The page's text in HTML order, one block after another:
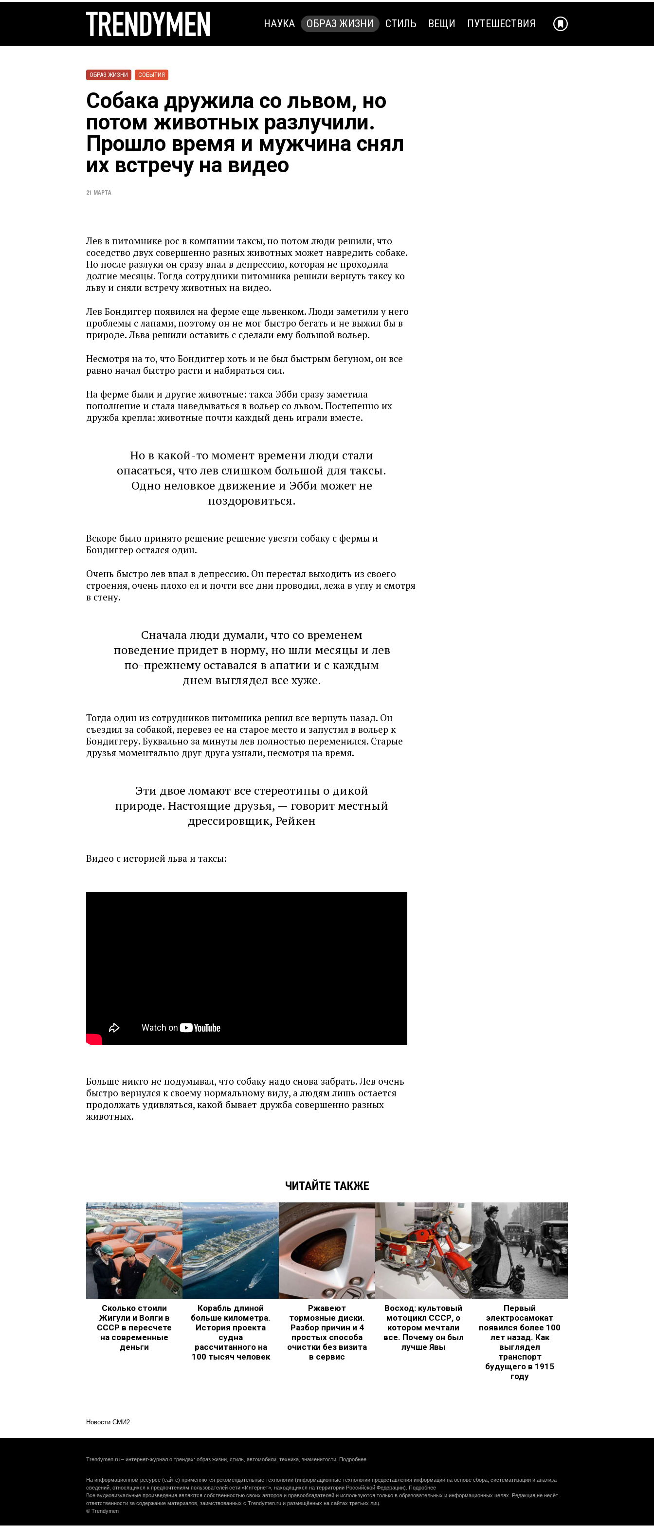
НАУКА ОБРАЗ ЖИЗНИ СТИЛЬ ВЕЩИ ПУТЕШЕСТВИЯ
ОБРАЗ ЖИЗНИ СОБЫТИЯ
Собака дружила со львом, но
потом животных разлучили.
Прошло время и мужчина снял
их встречу на видео
21 МАРТА
Лев в питомнике рос в компании таксы, но потом люди решили, что
соседство двух совершенно разных животных может навредить собаке.
Но после разлуки он сразу впал в депрессию, которая не проходила
долгие месяцы. Тогда сотрудники питомника решили вернуть таксу ко
льву и сняли встречу животных на видео.
Лев Бондиггер появился на ферме еще львенком. Люди заметили у него
проблемы с лапами, поэтому он не мог быстро бегать и не выжил бы в
природе. Льва решили оставить с сделали ему большой вольер.
Несмотря на то, что Бондиггер хоть и не был быстрым бегуном, он все
равно начал быстро расти и набираться сил.
На ферме были и другие животные: такса Эбби сразу заметила
пополнение и стала наведываться в вольер со львом. Постепенно их
дружба крепла: животные почти каждый день играли вместе.
Но в какой-то момент времени люди стали
опасаться, что лев слишком большой для таксы.
Одно неловкое движение и Эбби может не
поздоровиться.
Вскоре было принято решение решение увезти собаку с фермы и
Бондиггер остался один.
Очень быстро лев впал в депрессию. Он перестал выходить из своего
строения, очень плохо ел и почти все дни проводил, лежа в углу и смотря
в стену.
Сначала люди думали, что со временем
поведение придет в норму, но шли месяцы и лев
по-прежнему оставался в апатии и с каждым
днем выглядел все хуже.
Тогда один из сотрудников питомника решил все вернуть назад. Он
съездил за собакой, перевез ее на старое место и запустил в вольер к
Бондиггеру. Буквально за минуты лев полностью переменился. Старые
друзья моментально друг друга узнали, несмотря на время.
Эти двое ломают все стереотипы о дикой
природе. Настоящие друзья, — говорит местный
дрессировщик, Рейкен
Видео с историей льва и таксы:
Больше никто не подумывал, что собаку надо снова забрать. Лев очень
быстро вернулся к своему нормальному виду, а людям лишь остается
продолжать удивляться, какой бывает дружба совершенно разных
животных.
ЧИТАЙТЕ ТАКЖЕ
Сколько стоили
Жигули и Волги в
СССР в пересчете
на современные
деньги
Корабль длиной
больше километра.
История проекта
судна
рассчитанного на
100 тысяч человек
Ржавеют
тормозные диски.
Разбор причин и 4
простых способа
очистки без визита
в сервис
Восход: культовый
мотоцикл СССР, о
котором мечтали
все. Почему он был
лучше Явы
Первый
электросамокат
появился более 100
лет назад. Как
выглядел
транспорт
будущего в 1915
году
Новости СМИ2
Trendymen.ru – интернет-журнал о трендах: образ жизни, стиль, автомобили, техника, знаменитости. Подробнее
На информационном ресурсе (сайте) применяются рекомендательные технологии (информационные технологии предоставления информации на основе сбора, систематизации и анализа
сведений, относящихся к предпочтениям пользователей сети «Интернет», находящихся на территории Российской Федерации). Подробнее
Все аудиовизуальные произведения являются собственностью своих авторов и правообладателей и используются только в образовательных и информационных целях. Редакция не несёт
ответственности за содержание материалов, заимствованных с Trendymen.ru и размещённых на сайтах третьих лиц.
© Trendymen